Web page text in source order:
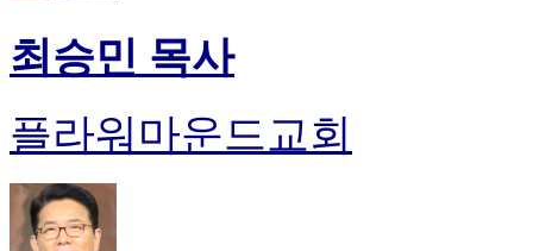
최승민 목사
플라워마운드교회